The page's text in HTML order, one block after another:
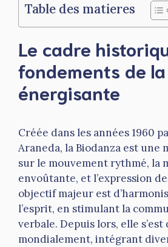
Table des matieres
Le cadre
fondements de
énergisante
Créée dans les années 1960
Araneda, la Biodanza est une
sur le mouvement rythmé, la
envoûtante, et l’expression
objectif majeur est
l’esprit, en stimulant la
verbale. Depuis lors, elle s’est
mondialement, intégrant